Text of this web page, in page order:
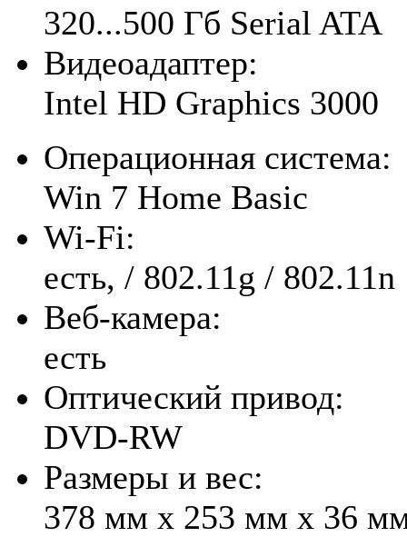
320...500 Гб Serial ATA
Видеоадаптер:
Intel HD Graphics 3000
Операционная система:
Win 7 Home Basic
Wi-Fi:
есть, / 802.11g / 802.11n
Веб-камера:
есть
Оптический привод:
DVD-RW
Размеры и вес:
378 мм x 253 мм x 36